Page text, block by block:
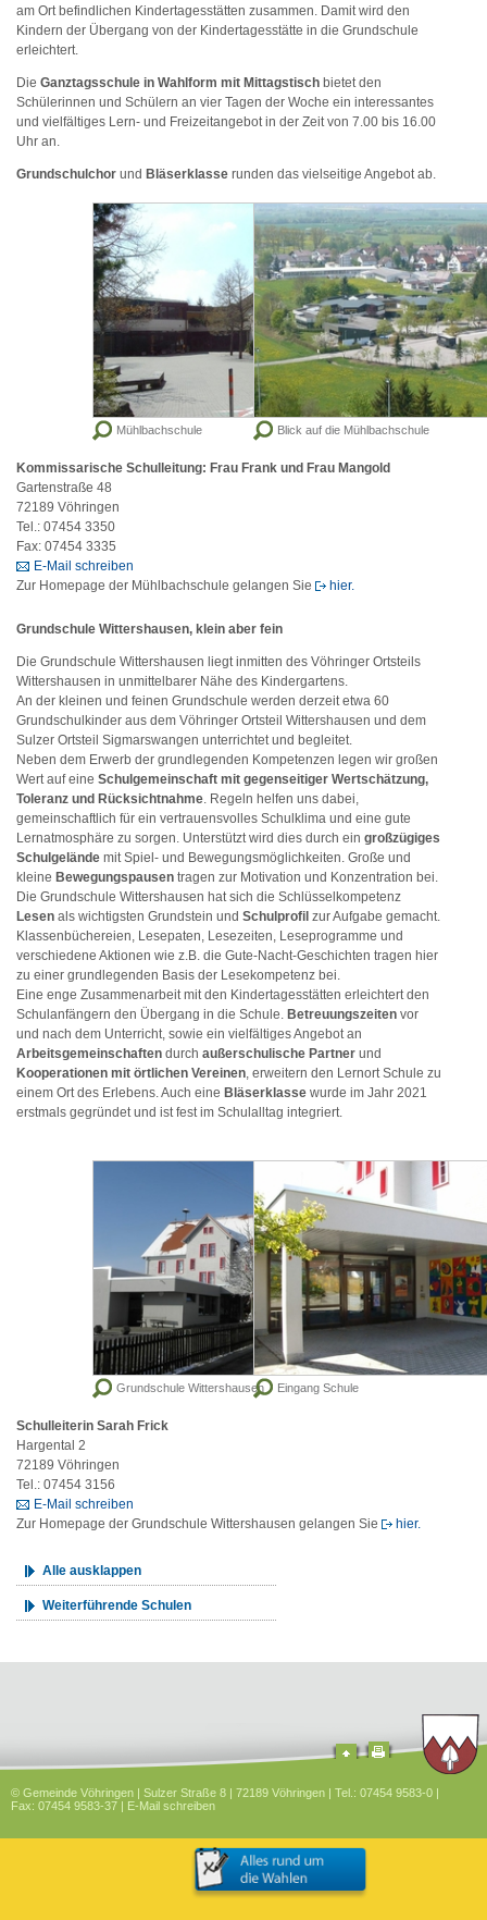
am Ort befindlichen Kindertagesstätten zusammen. Damit wird den
Kindern der Übergang von der Kindertagesstätte in die Grundschule
erleichtert.
Die Ganztagsschule in Wahlform mit Mittagstisch bietet den
Schülerinnen und Schülern an vier Tagen der Woche ein interessantes
und vielfältiges Lern- und Freizeitangebot in der Zeit von 7.00 bis 16.00
Uhr an.
Grundschulchor und Bläserklasse runden das vielseitige Angebot ab.
Mühlbachschule Blick auf die Mühlbachschule
Kommissarische Schulleitung: Frau Frank und Frau Mangold
Gartenstraße 48
72189 Vöhringen
Tel.: 07454 3350
Fax: 07454 3335
E-Mail schreiben
Zur Homepage der Mühlbachschule gelangen Sie
hier.
Grundschule Wittershausen, klein aber fein
Die Grundschule Wittershausen liegt inmitten des Vöhringer Ortsteils
Wittershausen in unmittelbarer Nähe des Kindergartens.
An der kleinen und feinen Grundschule werden derzeit etwa 60
Grundschulkinder aus dem Vöhringer Ortsteil Wittershausen und dem
Sulzer Ortsteil Sigmarswangen unterrichtet und begleitet.
Neben dem Erwerb der grundlegenden Kompetenzen legen wir großen
Wert auf eine Schulgemeinschaft mit gegenseitiger Wertschätzung,
Toleranz und Rücksichtnahme. Regeln helfen uns dabei,
gemeinschaftlich für ein vertrauensvolles Schulklima und eine gute
Lernatmosphäre zu sorgen. Unterstützt wird dies durch ein großzügiges
Schulgelände mit Spiel- und Bewegungsmöglichkeiten. Große und
kleine Bewegungspausen tragen zur Motivation und Konzentration bei.
Die Grundschule Wittershausen hat sich die Schlüsselkompetenz
Lesen als wichtigsten Grundstein und Schulprofil zur Aufgabe gemacht.
Klassenbüchereien, Lesepaten, Lesezeiten, Leseprogramme und
verschiedene Aktionen wie z.B. die Gute-Nacht-Geschichten tragen hier
zu einer grundlegenden Basis der Lesekompetenz bei.
Eine enge Zusammenarbeit mit den Kindertagesstätten erleichtert den
Schulanfängern den Übergang in die Schule. Betreuungszeiten vor
und nach dem Unterricht, sowie ein vielfältiges Angebot an
Arbeitsgemeinschaften durch außerschulische Partner und
Kooperationen mit örtlichen Vereinen, erweitern den Lernort Schule zu
einem Ort des Erlebens. Auch eine Bläserklasse wurde im Jahr 2021
erstmals gegründet und ist fest im Schulalltag integriert.
Grundschule Wittershausen Eingang Schule
Schulleiterin Sarah Frick
Hargental 2
72189 Vöhringen
Tel.: 07454 3156
E-Mail schreiben
Zur Homepage der Grundschule Wittershausen gelangen Sie
hier.
Alle ausklappen
Weiterführende Schulen
© Gemeinde Vöhringen | Sulzer Straße 8 | 72189 Vöhringen | Tel.: 07454 9583-0 |
Fax: 07454 9583-37 | E-Mail schreiben